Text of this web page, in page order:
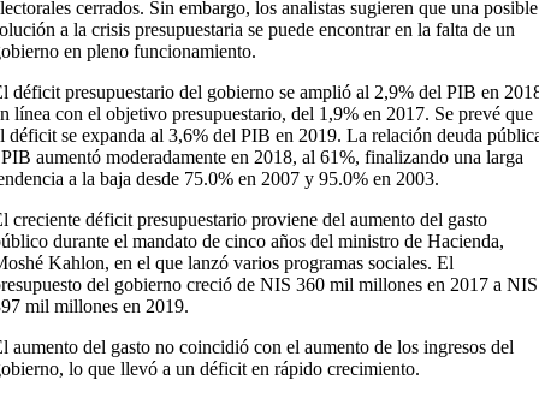
cerrados. Sin embargo, los analistas sugieren que una posible
a la crisis presupuestaria se puede encontrar en la falta de un
en pleno funcionamiento.
déficit presupuestario del gobierno se amplió al 2,9% del PIB en
línea con el objetivo presupuestario, del 1,9% en 2017. Se prevé que
déficit se expanda al 3,6% del PIB en 2019. La relación deuda
aumentó moderadamente en 2018, al 61%, finalizando una larga
a la baja desde 75.0% en 2007 y 95.0% en 2003.
creciente déficit presupuestario proviene del aumento del gasto
durante el mandato de cinco años del ministro de Hacienda,
Kahlon, en el que lanzó varios programas sociales. El
del gobierno creció de NIS 360 mil millones en 2017 a NIS
mil millones en 2019.
aumento del gasto no coincidió con el aumento de los ingresos del
lo que llevó a un déficit en rápido crecimiento.